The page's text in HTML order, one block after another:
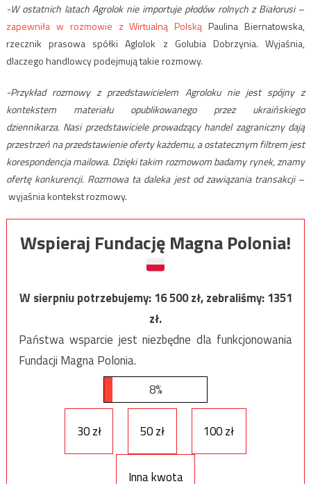
-W ostatnich latach Agrolok nie importuje płodów rolnych z Białorusi–
zapewniła w rozmowie z Wirtualną Polską Paulina Biernatowska,
rzecznik prasowa spółki Aglolok z Golubia Dobrzynia. Wyjaśnia,
dlaczego handlowcy podejmują takie rozmowy.
-Przykład rozmowy z przedstawicielem Agroloku nie jest spójny z
kontekstem materiału opublikowanego przez ukraińskiego
dziennikarza. Nasi przedstawiciele prowadzący handel zagraniczny dają
przestrzeń na przedstawienie oferty każdemu, a ostatecznym filtrem jest
korespondencja mailowa. Dzięki takim rozmowom badamy rynek, znamy
ofertę konkurencji. Rozmowa ta daleka jest od zawiązania transakcji–
wyjaśnia kontekst rozmowy.
Wspieraj Fundację Magna Polonia!
W sierpniu potrzebujemy:16 500zł, zebraliśmy:1351
zł.
Państwa wsparcie jest niezbędne dla funkcjonowania
Fundacji Magna Polonia.
8%
30 zł 50 zł 100 zł
Inna kwota